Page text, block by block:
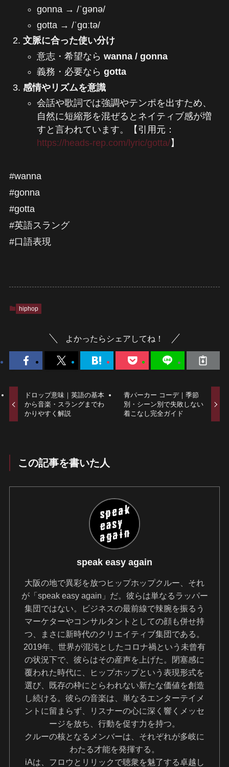
gonna → /ˈɡənə/
gotta → /ˈɡɑːtə/
文脈に合った使い分け
意志・希望なら wanna / gonna
義務・必要なら gotta
感情やリズムを意識
会話や歌詞では強調やテンポを出すため、
自然に短縮形を混ぜるとネイティブ感が増
すと言われています。【引用元：
https://heads-rep.com/lyric/gotta/】
#wanna
#gonna
#gotta
#英語スラング
#口語表現
hiphop
よかったらシェアしてね！
ドロップ意味｜英語の基本
から音楽・スラングまでわ
かりやすく解説
青パーカー コーデ｜季節
別・シーン別で失敗しない
着こなし完全ガイド
この記事を書いた人
speak easy again
大阪の地で異彩を放つヒップホップクルー、それ
が「speak easy again」だ。彼らは単なるラッパー
集団ではない。ビジネスの最前線で辣腕を振るう
マーケターやコンサルタントとしての顔も併せ持
つ、まさに新時代のクリエイティブ集団である。
2019年、世界が混沌としたコロナ禍という未曾有
の状況下で、彼らはその産声を上げた。閉塞感に
覆われた時代に、ヒップホップという表現形式を
選び、既存の枠にとらわれない新たな価値を創造
し続ける。彼らの音楽は、単なるエンターテイメ
ントに留まらず、リスナーの心に深く響くメッセ
ージを放ち、行動を促す力を持つ。
クルーの核となるメンバーは、それぞれが多岐に
わたる才能を発揮する。
iAは、フロウとリリックで聴衆を魅了する卓越し